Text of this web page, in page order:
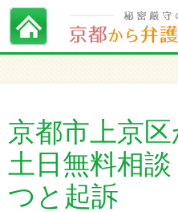
京都市上京
土日無料相
つと起訴